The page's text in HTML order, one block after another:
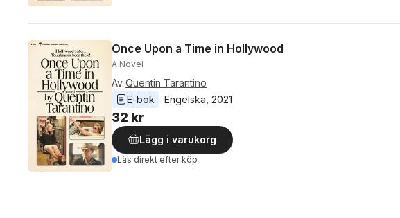
Once Upon a Time in Hollywood
A Novel
Av Quentin Tarantino
E-bok
Engelska 2021
32 kr
Lägg i varukorg
Läs direkt efter köp